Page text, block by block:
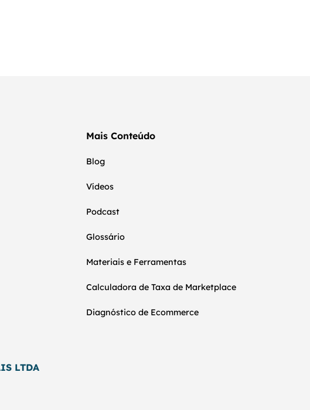
Mais Conteúdo
Blog
Vídeos
Podcast
Glossário
Materiais e Ferramentas
Calculadora de Taxa de Marketplace
Diagnóstico de Ecommerce
LTDA